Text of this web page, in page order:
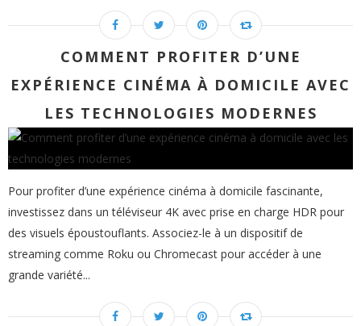
COMMENT PROFITER D’UNE
EXPÉRIENCE CINÉMA À DOMICILE AVEC
LES TECHNOLOGIES MODERNES
Pour profiter d’une expérience cinéma à domicile fascinante,
investissez dans un téléviseur 4K avec prise en charge HDR pour
des visuels époustouflants. Associez-le à un dispositif de
streaming comme Roku ou Chromecast pour accéder à une
grande variété...